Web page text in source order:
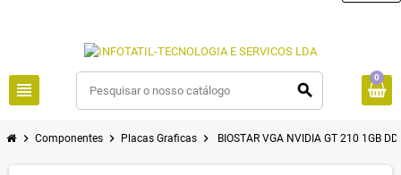
view_headline search
0
chevron_right Componentes chevron_right Placas Graficas chevron_right BIOSTAR VGA NVIDIA GT 210 1GB